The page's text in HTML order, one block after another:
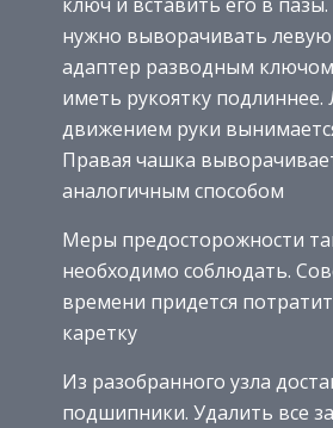
нужно выворачивать
адаптер разводным
иметь рукоятку подлиннее.
движением руки
Правая чашка
аналогичным способом
Меры предосторожности
необходимо соблюдать.
времени придется
каретку
Из разобранного узла
подшипники. Удалить все